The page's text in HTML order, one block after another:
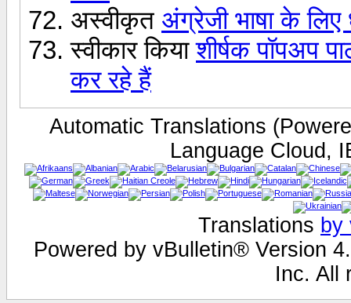
अस्वीकृत अंग्रेजी भाषा के
स्वीकार कियाशीर्षक पॉपअप
कर रहे हैं
Automatic Translations
Language Cloud,
Translations by
Powered by vBulletin® Version
Inc. All